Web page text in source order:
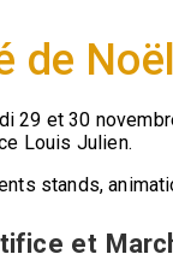
de
29 et 30
Louis Julien.
stands,
et